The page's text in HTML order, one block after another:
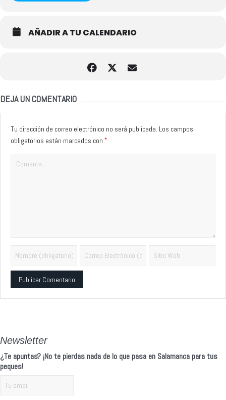
AÑADIR A TU CALENDARIO
DEJA UN COMENTARIO
Tu dirección de correo electrónico no será publicada. Los campos
obligatorios están marcados con *
Newsletter
¿Te apuntas? ¡No te pierdas nada de lo que pasa en Salamanca para tus
peques!